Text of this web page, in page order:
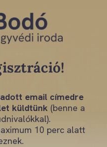
email címedre
küldtünk (benne a
10 perc alatt